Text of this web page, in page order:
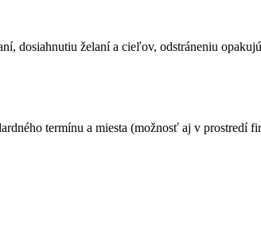
dosiahnutiu želaní a cieľov, odstráneniu
termínu a miesta (možnosť aj v prostredí